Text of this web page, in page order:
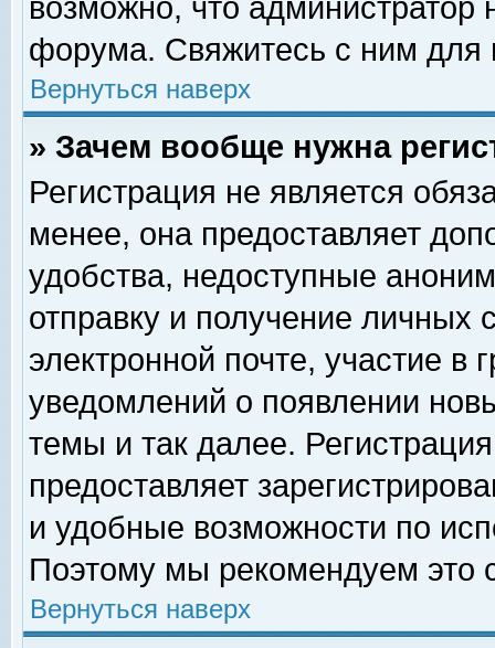
возможно, что
форума. Свяжитесь с ним для
Вернуться наверх
» Зачем вообще нужна
Регистрация не является
менее, она предоставляет
удобства, недоступные
отправку и получение личных
электронной почте, участие в
уведомлений о появлении
темы и так далее.
предоставляет
и удобные возможности по
Поэтому мы рекомендуем это
Вернуться наверх